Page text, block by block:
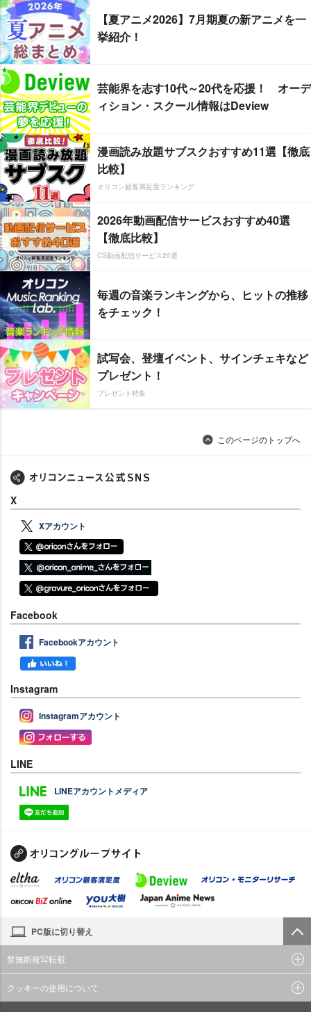
【夏アニメ2026】7月期夏の新アニメを一
挙紹介！
芸能界を志す10代～20代を応援！ オーデ
ィション・スクール情報はDeview
漫画読み放題サブスクおすすめ11選【徹底
比較】
オリコン顧客満足度ランキング
2026年動画配信サービスおすすめ40選
【徹底比較】
CS動画配信サービス20選
毎週の音楽ランキングから、ヒットの推移
をチェック！
試写会、登壇イベント、サインチェキなど
プレゼント！
プレゼント特集
このページのトップへ
X
Xアカウント
Facebook
Facebookアカウント
Instagram
Instagramアカウント
LINE
LINEアカウントメディア
PC版に切り替え
禁無断複写転載
クッキーの使用について